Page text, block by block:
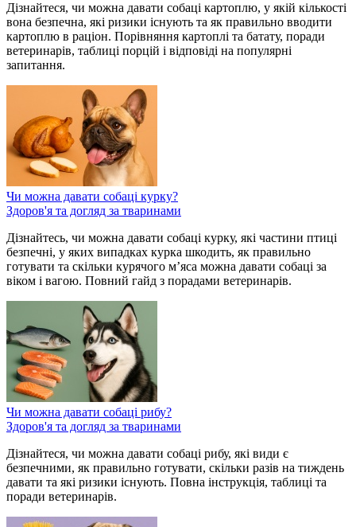
Дізнайтеся, чи можна давати собаці картоплю, у якій кількості
вона безпечна, які ризики існують та як правильно вводити
картоплю в раціон. Порівняння картоплі та батату, поради
ветеринарів, таблиці порцій і відповіді на популярні
запитання.
Чи можна давати собаці курку?
Здоров'я та догляд за тваринами
Дізнайтесь, чи можна давати собаці курку, які частини птиці
безпечні, у яких випадках курка шкодить, як правильно
готувати та скільки курячого м’яса можна давати собаці за
віком і вагою. Повний гайд з порадами ветеринарів.
Чи можна давати собаці рибу?
Здоров'я та догляд за тваринами
Дізнайтеся, чи можна давати собаці рибу, які види є
безпечними, як правильно готувати, скільки разів на тиждень
давати та які ризики існують. Повна інструкція, таблиці та
поради ветеринарів.